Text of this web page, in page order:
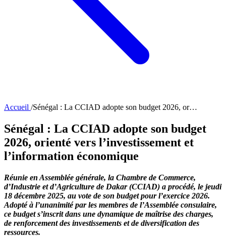
Accueil /Sénégal : La CCIAD adopte son budget 2026, or…
Sénégal : La CCIAD adopte son budget
2026, orienté vers l’investissement et
l’information économique
Réunie en Assemblée générale, la Chambre de Commerce,
d’Industrie et d’Agriculture de Dakar (CCIAD) a procédé, le jeudi
18 décembre 2025, au vote de son budget pour l’exercice 2026.
Adopté à l’unanimité par les membres de l’Assemblée consulaire,
ce budget s’inscrit dans une dynamique de maîtrise des charges,
de renforcement des investissements et de diversification des
ressources.